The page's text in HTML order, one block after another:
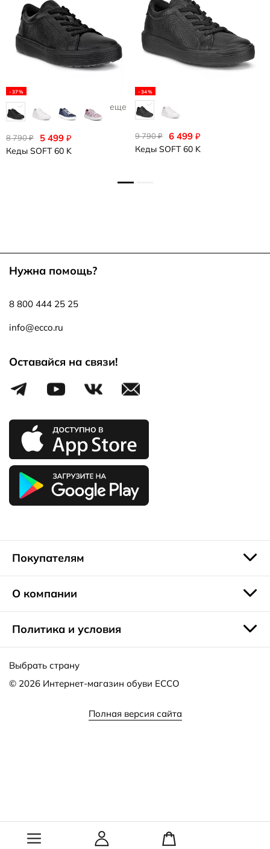
-37%
еще 1
5 499 ₽
8 790₽
Кеды SOFT 60 K
-34%
6 499 ₽
9 790₽
Кеды SOFT 60 K
Нужна помощь?
8 800 444 25 25
info@ecco.ru
Оставайся на связи!
Покупателям
О компании
Политика и условия
Выбрать страну
© 2026 Интернет-магазин обуви ECCO
Полная версия сайта